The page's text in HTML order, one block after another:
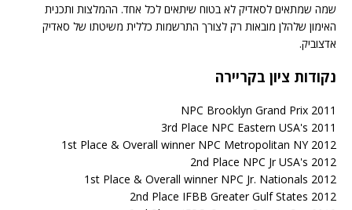
שמה שמתאים לסאדיק לא בטוח שיתאים לכל אחד. ההמלצות ותכנית
האימון שלהלן מובאות רק לצורך התרשמות כללית משיטתו של סאדיק
אדצוביק.
נקודות ציון בקריירה
NPC Brooklyn Grand Prix 2011
3rd Place NPC Eastern USA's 2011
1st Place & Overall winner NPC Metropolitan NY 2012
2nd Place NPC Jr USA's 2012
1st Place & Overall winner NPC Jr. Nationals 2012
2nd Place IFBB Greater Gulf States 2012